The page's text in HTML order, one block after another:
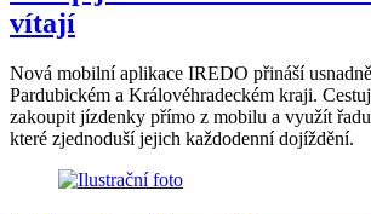
vítají
Nová mobilní aplikace IREDO přináší
Pardubickém a Královéhradeckém kraji.
zakoupit jízdenky přímo z mobilu a využít
které zjednoduší jejich každodenní dojíždění.